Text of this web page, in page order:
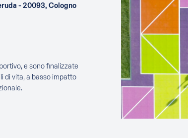
- 20093, Cologno
e sono finalizzate
di vita, a basso impatto